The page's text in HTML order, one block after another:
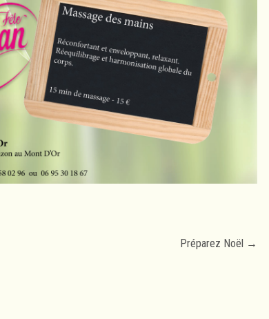
Préparez Noël →